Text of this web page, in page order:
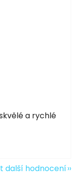
a rychlé
další hodnocení